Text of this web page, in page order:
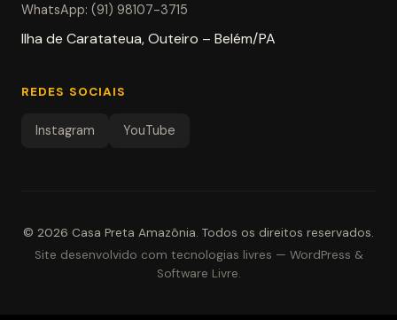
WhatsApp: (91) 98107-3715
Ilha de Caratateua, Outeiro – Belém/PA
REDES SOCIAIS
Instagram YouTube
© 2026 Casa Preta Amazônia. Todos os direitos reservados.
Site desenvolvido com tecnologias livres — WordPress &
Software Livre.